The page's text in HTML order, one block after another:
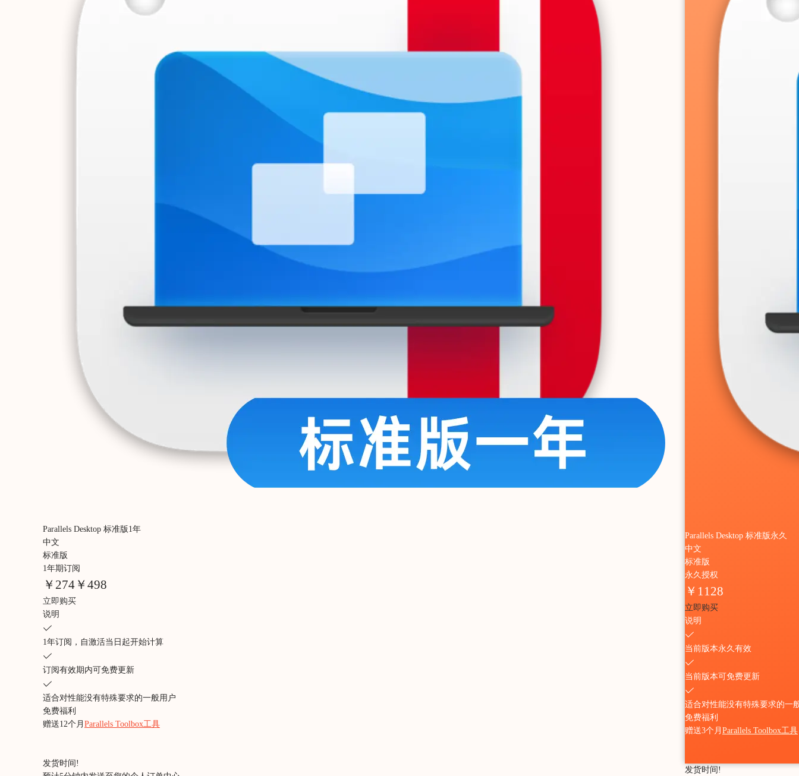
Parallels Desktop 标准版1年
中文
标准版
1年期订阅
￥ 274 ￥498
立即购买
说明
1年订阅，自激活当日起开始计算
订阅有效期内可免费更新
适合对性能没有特殊要求的一般用户
免费福利
赠送12个月 Parallels Toolbox工具
发货时间 !
Parallels Desktop 标准版永久
中文
标准版
永久授权
￥ 1128
立即购买
说明
当前版本永久有效
当前版本可免费更新
适合对性能没有特殊要求的一
免费福利
赠送3个月 Parallels Toolbox工具
发货时间 !